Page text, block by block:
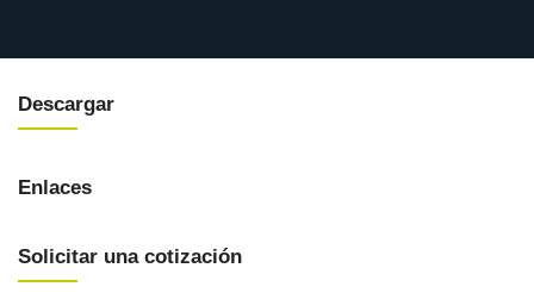
Descargar
Enlaces
Solicitar una cotización